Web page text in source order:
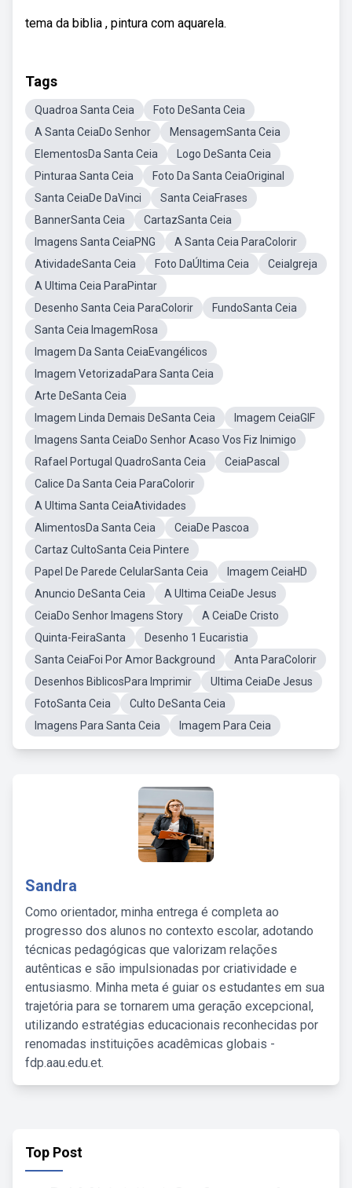
tema da biblia , pintura com aquarela.
Tags
Quadroa Santa Ceia
Foto DeSanta Ceia
A Santa CeiaDo Senhor
MensagemSanta Ceia
ElementosDa Santa Ceia
Logo DeSanta Ceia
Pinturaa Santa Ceia
Foto Da Santa CeiaOriginal
Santa CeiaDe DaVinci
Santa CeiaFrases
BannerSanta Ceia
CartazSanta Ceia
Imagens Santa CeiaPNG
A Santa Ceia ParaColorir
AtividadeSanta Ceia
Foto DaÚltima Ceia
CeiaIgreja
A Ultima Ceia ParaPintar
Desenho Santa Ceia ParaColorir
FundoSanta Ceia
Santa Ceia ImagemRosa
Imagem Da Santa CeiaEvangélicos
Imagem VetorizadaPara Santa Ceia
Arte DeSanta Ceia
Imagem Linda Demais DeSanta Ceia
Imagem CeiaGIF
Imagens Santa CeiaDo Senhor Acaso Vos Fiz Inimigo
Rafael Portugal QuadroSanta Ceia
CeiaPascal
Calice Da Santa Ceia ParaColorir
A Ultima Santa CeiaAtividades
AlimentosDa Santa Ceia
CeiaDe Pascoa
Cartaz CultoSanta Ceia Pintere
Papel De Parede CelularSanta Ceia
Imagem CeiaHD
Anuncio DeSanta Ceia
A Ultima CeiaDe Jesus
CeiaDo Senhor Imagens Story
A CeiaDe Cristo
Quinta-FeiraSanta
Desenho 1 Eucaristia
Santa CeiaFoi Por Amor Background
Anta ParaColorir
Desenhos BiblicosPara Imprimir
Ultima CeiaDe Jesus
FotoSanta Ceia
Culto DeSanta Ceia
Imagens Para Santa Ceia
Imagem Para Ceia
Sandra
Como orientador, minha entrega é completa ao
progresso dos alunos no contexto escolar, adotando
técnicas pedagógicas que valorizam relações
autênticas e são impulsionadas por criatividade e
entusiasmo. Minha meta é guiar os estudantes em sua
trajetória para se tornarem uma geração excepcional,
utilizando estratégias educacionais reconhecidas por
renomadas instituições acadêmicas globais -
fdp.aau.edu.et.
Top Post